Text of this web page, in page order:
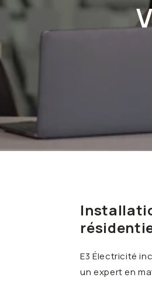
E3 Électricité
un expert en